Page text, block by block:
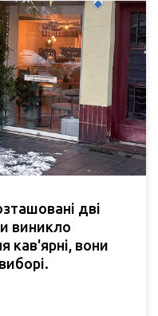
дві
виникло
кав'ярні, вони